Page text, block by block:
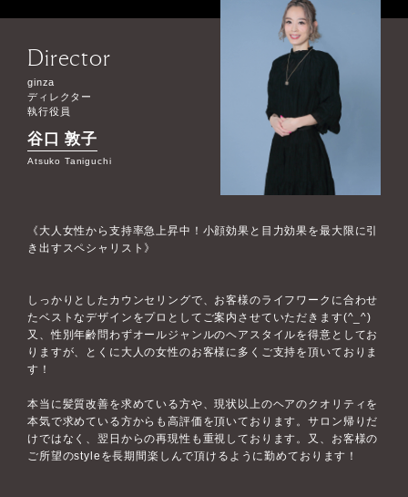
Director
ginza
ディレクター
執行役員
谷口 敦子
Atsuko Taniguchi
《大人女性から支持率急上昇中！小顔効果と目力効果を最大限に引
き出すスペシャリスト》
しっかりとしたカウンセリングで、お客様のライフワークに合わせ
たベストなデザインをプロとしてご案内させていただきます(^_^)
又、性別年齢問わずオールジャンルのヘアスタイルを得意としてお
りますが、とくに大人の女性のお客様に多くご支持を頂いておりま
す！
本当に髪質改善を求めている方や、現状以上のヘアのクオリティを
本気で求めている方からも高評価を頂いております。サロン帰りだ
けではなく、翌日からの再現性も重視しております。又、お客様の
ご所望のstyleを長期間楽しんで頂けるように勤めております！